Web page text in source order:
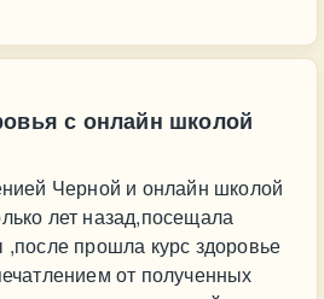
с онлайн школой
Черной и онлайн школой
лет назад,посещала
прошла курс здоровье
от полученных